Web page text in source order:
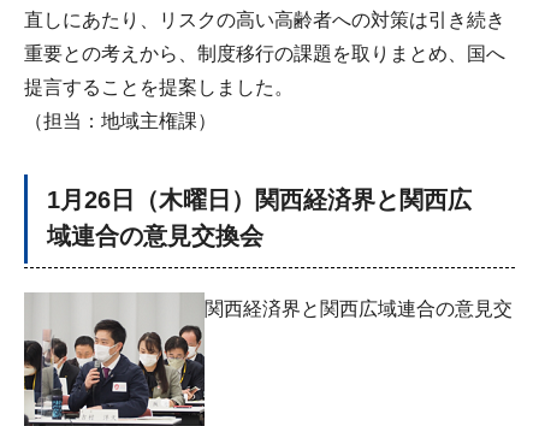
直しにあたり、リスクの高い高齢者への対策は引き続き
重要との考えから、制度移行の課題を取りまとめ、国へ
提言することを提案しました。
（担当：地域主権課）
1月26日（木曜日）関西経済界と関西広
域連合の意見交換会
関西経済界と関西広域連合の意見交